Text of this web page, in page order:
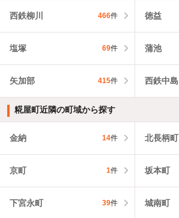
西鉄柳川 466件 徳益
塩塚 69件 蒲池
矢加部 415件 西鉄中島
糀屋町近隣の町域から探す
金納 14件 北長柄町
京町 1件 坂本町
下宮永町 39件 城南町